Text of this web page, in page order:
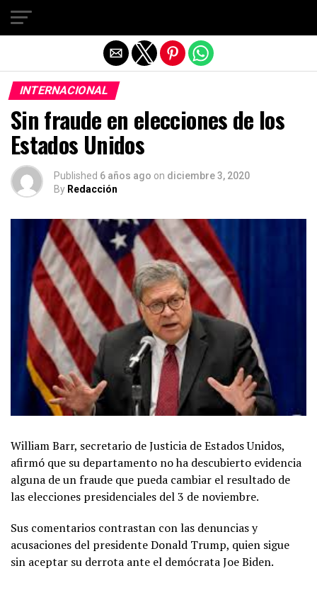
INTERNACIONAL
Sin fraude en elecciones de los
Estados Unidos
Published 6 años ago on diciembre 3, 2020
By Redacción
William Barr, secretario de Justicia de Estados Unidos,
afirmó que su departamento no ha descubierto evidencia
alguna de un fraude que pueda cambiar el resultado de
las elecciones presidenciales del 3 de noviembre.
Sus comentarios contrastan con las denuncias y
acusaciones del presidente Donald Trump, quien sigue
sin aceptar su derrota ante el demócrata Joe Biden.